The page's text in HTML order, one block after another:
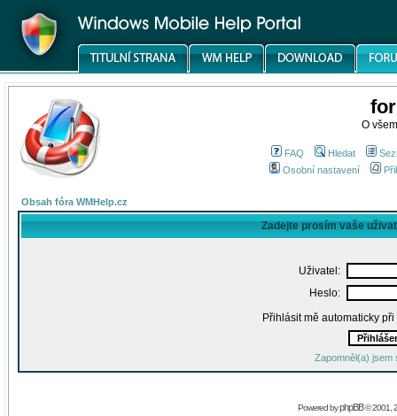
O
FAQ Hledat
Osobní nastavení
Obsah fóra WMHelp.cz
Zadejte prosím vaše
Uživatel:
Heslo:
Přihlásit mě automaticky
Zapomněl(a) jsem
Powered byphpBB© 2001,